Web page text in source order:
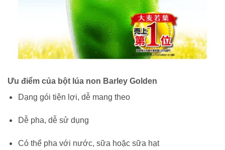
Ưu điểm của bột lúa non Barley Golden
Dạng gói tiện lợi, dễ mang theo
Dễ pha, dễ sử dụng
Có thể pha với nước, sữa hoặc sữa hạt